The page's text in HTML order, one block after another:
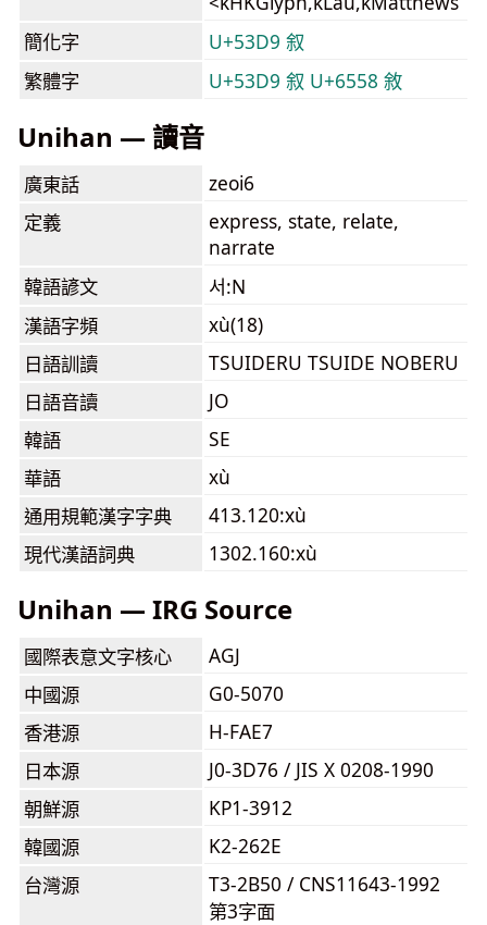
簡化字
U+53D9 叙
繁體字
U+53D9 叙 U+6558 敘
Unihan — 讀音
廣東話
zeoi6
定義
express, state, relate,
narrate
韓語諺文
서:N
漢語字頻
xù(18)
日語訓讀
TSUIDERU TSUIDE NOBERU
日語音讀
JO
韓語
SE
華語
xù
通用規範漢字字典
413.120:xù
現代漢語詞典
1302.160:xù
Unihan — IRG Source
國際表意文字核心
AGJ
中國源
G0-5070
香港源
H-FAE7
日本源
J0-3D76 / JIS X 0208-1990
朝鮮源
KP1-3912
韓國源
K2-262E
台灣源
T3-2B50 / CNS11643-1992
第3字面